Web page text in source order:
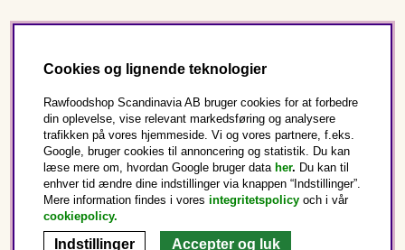
Dette er Rawfoodshop
Danmark
Cookies og lignende teknologier
Rawfoodshop Scandinavia AB bruger cookies for at forbedre
din oplevelse, vise relevant markedsføring og analysere
trafikken på vores hjemmeside. Vi og vores partnere, f.eks.
Google, bruger cookies til annoncering og statistik. Du kan
læse mere om, hvordan Google bruger data her. Du kan til
enhver tid ændre dine indstillinger via knappen “Indstillinger”.
Mere information findes i vores integritetspolicy och i vår
cookiepolicy.
Indstillinger Accepter og luk